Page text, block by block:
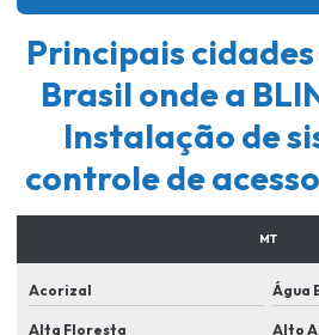
Empresa instalação de cameras de
Empresa de portaria remota
Empresa de segurança em lucas do rio
Empresa de sistema de segurança
Principais
Brasil onde a
Instalação de
controle de
MT
Acorizal Água
Alta Floresta Alto